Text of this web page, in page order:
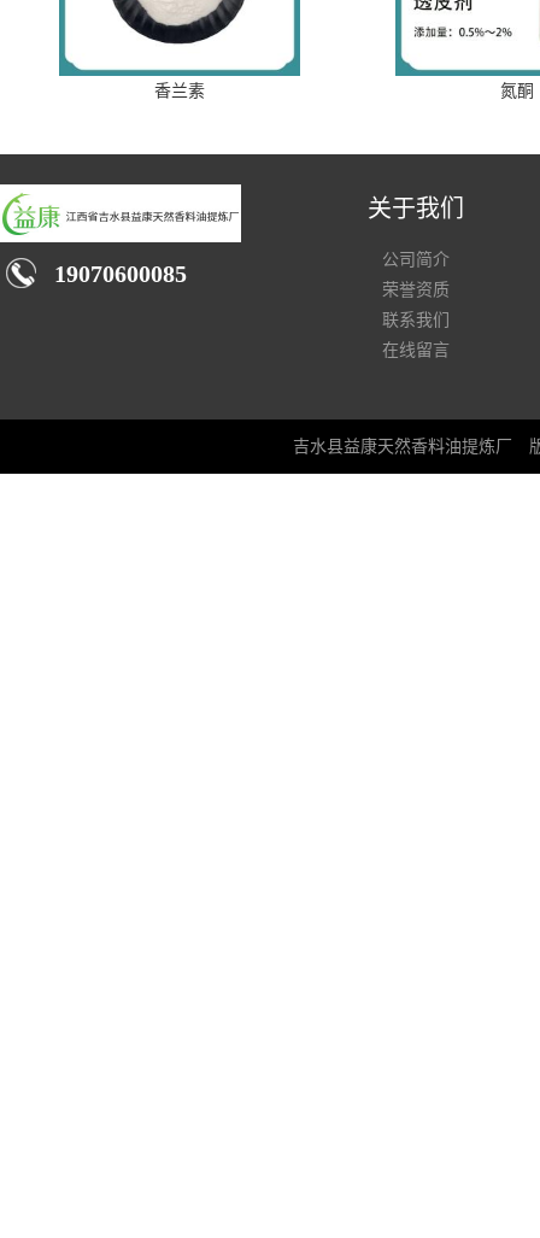
香兰素 氮酮
19070600085
关于我们
公司简介
荣誉资质
联系我们
在线留言
吉水县益康天然香料油提炼厂